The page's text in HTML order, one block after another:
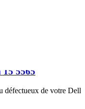
5565
défectueux de votre Dell